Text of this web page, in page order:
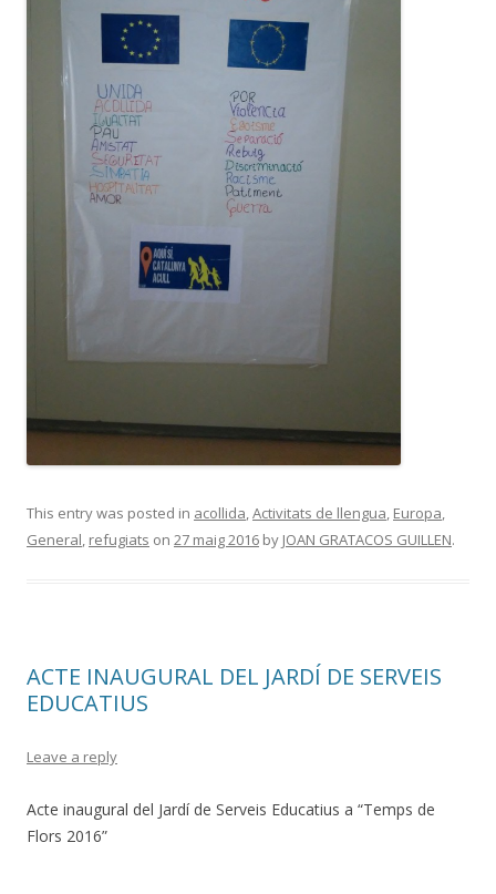
This entry was posted in acollida,Activitats de llengua, Europa,
General, refugiats on 27 maig 2016 by JOAN GRATACOS GUILLEN.
ACTE INAUGURAL DEL JARDÍ DE SERVEIS
EDUCATIUS
Leave a reply
Acte inaugural del Jardí de Serveis Educatius a “Temps de
Flors 2016”